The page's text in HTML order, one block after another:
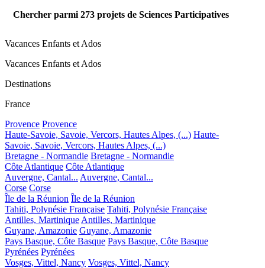
Chercher parmi 273 projets de Sciences Participatives
Vacances Enfants et Ados
Vacances Enfants et Ados
Destinations
France
Provence Provence
Haute-Savoie, Savoie, Vercors, Hautes Alpes, (...) Haute-
Savoie, Savoie, Vercors, Hautes Alpes, (...)
Bretagne - Normandie Bretagne - Normandie
Côte Atlantique Côte Atlantique
Auvergne, Cantal... Auvergne, Cantal...
Corse Corse
Île de la Réunion Île de la Réunion
Tahiti, Polynésie Française Tahiti, Polynésie Française
Antilles, Martinique Antilles, Martinique
Guyane, Amazonie Guyane, Amazonie
Pays Basque, Côte Basque Pays Basque, Côte Basque
Pyrénées Pyrénées
Vosges, Vittel, Nancy Vosges, Vittel, Nancy